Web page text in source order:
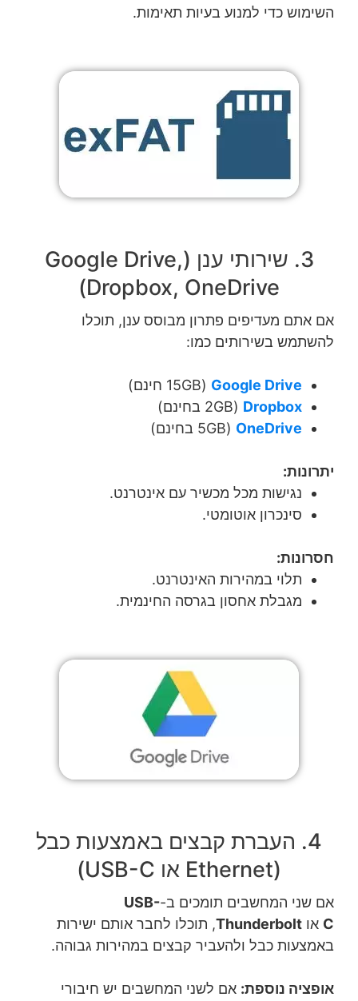
השימוש כדי למנוע בעיות תאימות.
3. שירותי ענן (Google Drive,
Dropbox, OneDrive)
אם אתם מעדיפים פתרון מבוסס ענן, תוכלו
להשתמש בשירותים כמו:
Google Drive (15GB חינם)
Dropbox (2GB בחינם)
OneDrive (5GB בחינם)
יתרונות:
נגישות מכל מכשיר עם אינטרנט.
סינכרון אוטומטי.
חסרונות:
תלוי במהירות האינטרנט.
מגבלת אחסון בגרסה החינמית.
4. העברת קבצים באמצעות כבל
(Ethernet או USB-C)
אם שני המחשבים תומכים ב-USB-
C או Thunderbolt, תוכלו לחבר אותם ישירות
באמצעות כבל ולהעביר קבצים במהירות גבוהה.
אופציה נוספת: אם לשני המחשבים יש חיבורי